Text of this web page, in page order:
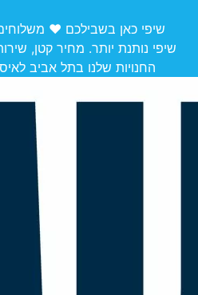
שיפי כאן בשבילכם ❤️ משלוחים מהירים ואיסוף
שיפי נותנת יותר. מחיר קטן,
החנויות שלנו בתל אביב לאיסוף: הרצל 106 (סניף ראשי), אבן